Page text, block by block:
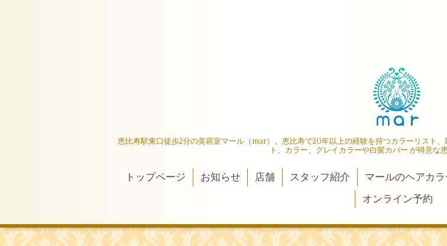
恵比寿駅東口徒歩2分の美容室マール（mar）。恵比寿で20年以上の経験を持つカラーリスト
ト、カラー、グレイカラーや白髪カバー が得意な
トップページ お知らせ 店舗 スタッフ紹介 マールのヘアカ
オンライン予約